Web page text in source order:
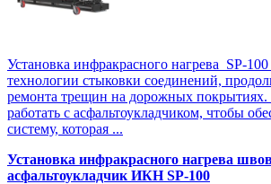
Установка инфракрасного нагрева SP-100
технологии стыковки соединений,
ремонта трещин на дорожных покрытиях.
работать с асфальтоукладчиком, чтобы
систему, которая ...
Установка инфракрасного нагрева
асфальтоукладчик ИКН SP-100